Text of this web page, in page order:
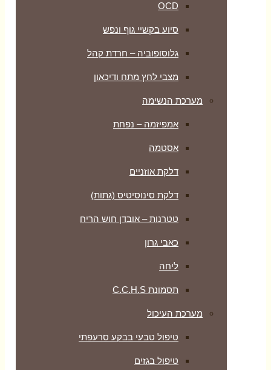
OCD
סיוע בקשיי גוף ונפש
גלוסופוביה – חרדת קהל
מצבי לחץ מתח ודיכאון
מערכת הנשימה
אמפיזמה – נפחת
אסטמה
דלקת אוזניים
דלקת סינוסיטיס (גתות)
טטרנות – אובדן חוש הריח
כאבי גרון
ליחה
תסמונת C.C.H.S
מערכת העיכול
טיפול טבעי בבקע סרעפתי
טיפול בגזים